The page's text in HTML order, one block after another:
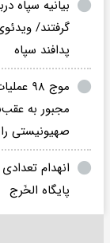
بیانیه سپاه
پدافند سپاه
موج
صهیونیستی
انهدام
پایگاه الخَرج